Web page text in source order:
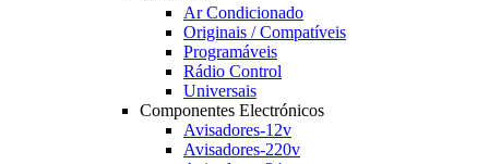
Ar Condicionado
Originais / Compatíveis
Programáveis
Rádio Control
Universais
Componentes Electrónicos
Avisadores-12v
Avisadores-220v